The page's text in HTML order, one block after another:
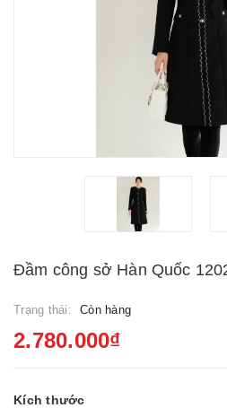
Đầm công sở Hàn Quốc
Trạng thái: Còn hàng
2.780.000₫
Kích thước